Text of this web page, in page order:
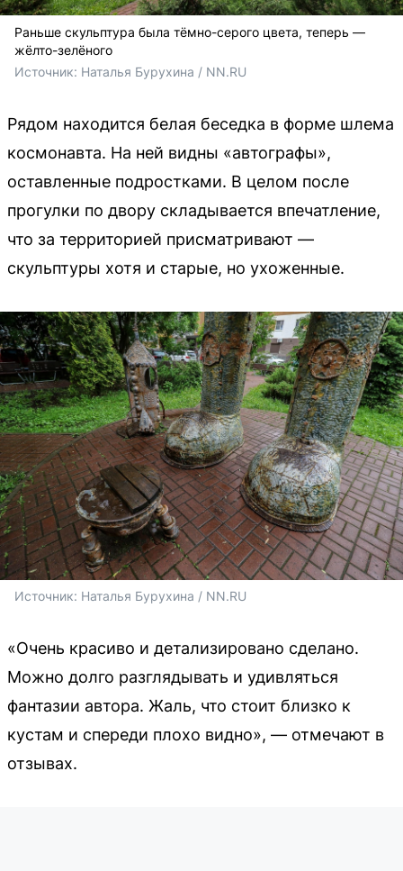
Раньше скульптура была тёмно-серого цвета, теперь —
жёлто-зелёного
Источник: Наталья Бурухина / NN.RU
Рядом находится белая беседка в форме шлема
космонавта. На ней видны «автографы»,
оставленные подростками. В целом после
прогулки по двору складывается впечатление,
что за территорией присматривают —
скульптуры хотя и старые, но ухоженные.
Источник: Наталья Бурухина / NN.RU
«Очень красиво и детализировано сделано.
Можно долго разглядывать и удивляться
фантазии автора. Жаль, что стоит близко к
кустам и спереди плохо видно», — отмечают в
отзывах.